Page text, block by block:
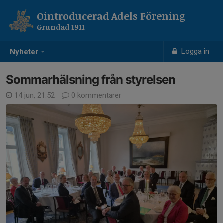
Nyheter Logga in
Ointroducerad Adels Förening
Grundad 1911
Sommarhälsning från styrelsen
14 jun, 21:52 0 kommentarer